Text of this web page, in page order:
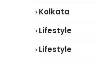
Kolkata
Lifestyle
Lifestyle